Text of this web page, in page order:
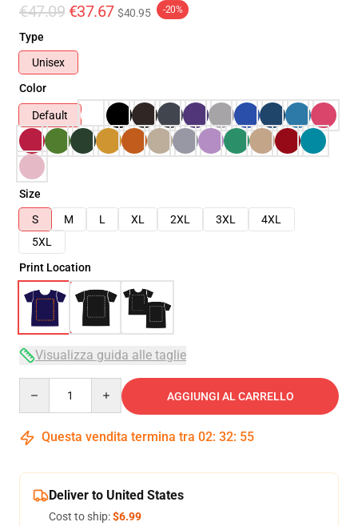
€47.09 €37.67 $40.95 -20%
Type
Unisex
Color
Default
Size
S
M L XL 2XL 3XL
4XL
5XL
Print Location
Visualizza guida alle taglie
AGGIUNGI AL CARRELLO
Questa vendita termina tra 02: 32: 54
Deliver to United States
Cost to ship:$6.99